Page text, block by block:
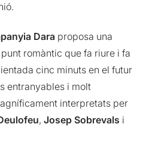
Dara proposa una
romàntic que fa riure i fa
cinc minuts en el futur
entranyables i molt
interpretats per
, Josep Sobrevals i